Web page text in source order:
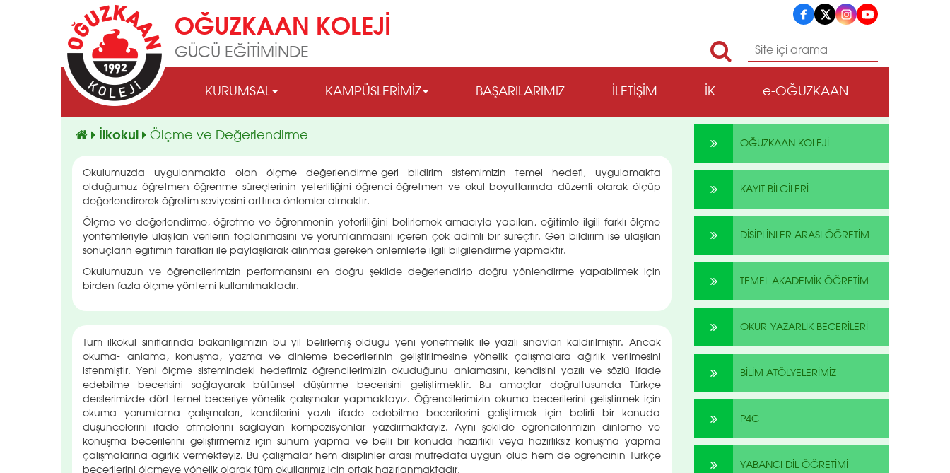
OĞUZKAAN KOLEJİ
GÜCÜ EĞİTİMİNDE
KURUMSAL KAMPÜSLERİMİZ BAŞARILARIMIZ İLETİŞİM İK e-OĞUZKAAN
İlkokul Ölçme ve Değerlendirme
Okulumuzda uygulanmakta olan ölçme değerlendirme-geri bildirim sistemimizin temel hedefi, uygulamakta
olduğumuz öğretmen öğrenme süreçlerinin yeterliliğini öğrenci-öğretmen ve okul boyutlarında düzenli olarak ölçüp
değerlendirerek öğretim seviyesini arttırıcı önlemler almaktır.
Ölçme ve değerlendirme, öğretme ve öğrenmenin yeterliliğini belirlemek amacıyla yapılan, eğitimle ilgili farklı ölçme
yöntemleriyle ulaşılan verilerin toplanmasını ve yorumlanmasını içeren çok adımlı bir süreçtir. Geri bildirim ise ulaşılan
sonuçların eğitimin tarafları ile paylaşılarak alınması gereken önlemlerle ilgili bilgilendirme yapmaktır.
Okulumuzun ve öğrencilerimizin performansını en doğru şekilde değerlendirip doğru yönlendirme yapabilmek için
birden fazla ölçme yöntemi kullanılmaktadır.
Tüm ilkokul sınıflarında bakanlığımızın bu yıl belirlemiş olduğu yeni yönetmelik ile yazılı sınavları kaldırılmıştır. Ancak
okuma- anlama, konuşma, yazma ve dinleme becerilerinin geliştirilmesine yönelik çalışmalara ağırlık verilmesini
istenmiştir. Yeni ölçme sistemindeki hedefimiz öğrencilerimizin okuduğunu anlamasını, kendisini yazılı ve sözlü ifade
edebilme becerisini sağlayarak bütünsel düşünme becerisini geliştirmektir. Bu amaçlar doğrultusunda Türkçe
derslerimizde dört temel beceriye yönelik çalışmalar yapmaktayız. Öğrencilerimizin okuma becerilerini geliştirmek için
okuma yorumlama çalışmaları, kendilerini yazılı ifade edebilme becerilerini geliştirmek için belirli bir konuda
düşüncelerini ifade etmelerini sağlayan kompozisyonlar yazdırmaktayız. Aynı şekilde öğrencilerimizin dinleme ve
konuşma becerilerini geliştirmemiz için sunum yapma ve belli bir konuda hazırlıklı veya hazırlıksız konuşma yapma
çalışmalarına ağırlık vermekteyiz. Bu çalışmalar hem disiplinler arası müfredata uygun olup hem de öğrencinin Türkçe
becerilerini ölçmeye yönelik olarak tüm okullarımız için ortak hazırlanmaktadır.
OĞUZKAAN KOLEJİ
KAYIT BİLGİLERİ
DİSİPLİNLER ARASI ÖĞRETİM
TEMEL AKADEMİK ÖĞRETİM
OKUR-YAZARLIK BECERİLERİ
BİLİM ATÖLYELERİMİZ
P4C
YABANCI DİL ÖĞRETİMİ